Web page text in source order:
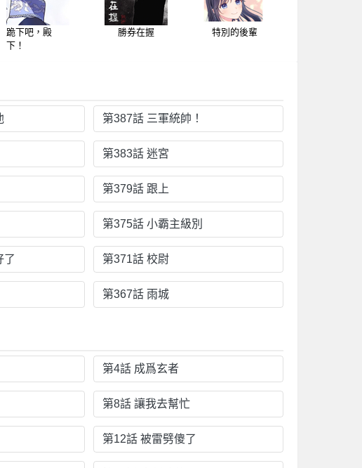
跪下吧，殿
下！
勝券在握 特別的後輩
第387話 三軍統帥！
第383話 迷宮
第379話 跟上
第375話 小霸主級別
了 第371話 校尉
第367話 雨城
第4話 成爲玄者
第8話 讓我去幫忙
第12話 被雷劈傻了